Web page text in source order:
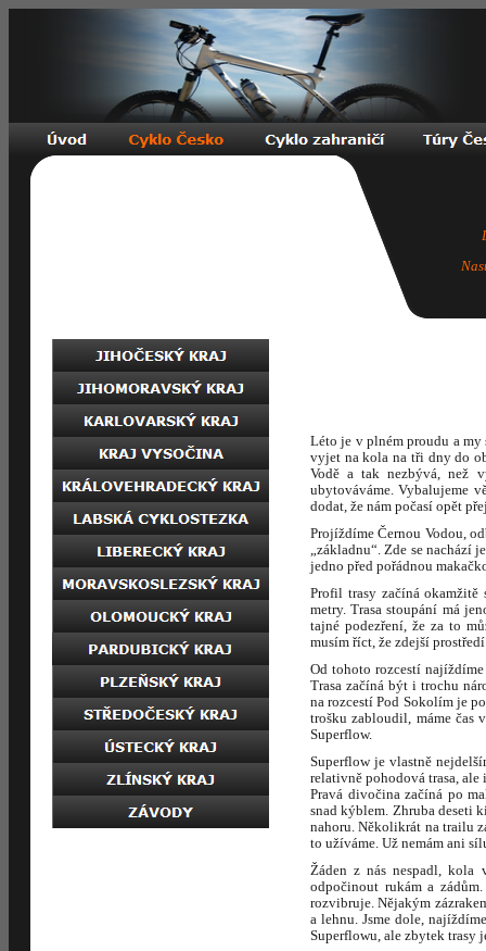
Léto je v plném proudu a my
vyjet na kola na tři dny do
Vodě a tak nezbývá, než
ubytováváme. Vybalujeme
dodat, že nám počasí opět
Projíždíme Černou Vodou,
„základnu“. Zde se nachází
jedno před pořádnou
Profil trasy začíná okamžitě
metry. Trasa stoupání má
tajné podezření, že za to
musím říct, že zdejší
Od tohoto rozcestí
Trasa začíná být i trochu
na rozcestí Pod Sokolím je
trošku zabloudil, máme čas
Superflow.
Superflow je vlastně
relativně pohodová trasa,
Pravá divočina začíná po
snad kýblem. Zhruba deseti
nahoru. Několikrát na trailu
to užíváme. Už nemám ani
Žáden z nás nespadl,
odpočinout rukám a
rozvibruje. Nějakým
a lehnu. Jsme dole,
Superflowu, ale zbytek trasy